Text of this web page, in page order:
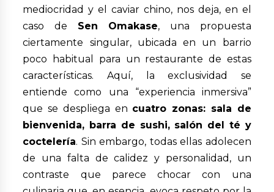
mediocridad y el caviar chino, nos deja, en el
caso de Sen Omakase, una propuesta
ciertamente singular, ubicada en un barrio
poco habitual para un restaurante de estas
características. Aquí, la exclusividad se
entiende como una “experiencia inmersiva”
que se despliega en cuatro zonas: sala de
bienvenida, barra de sushi, salón del té y
coctelería. Sin embargo, todas ellas adolecen
de una falta de calidez y personalidad, un
contraste que parece chocar con una